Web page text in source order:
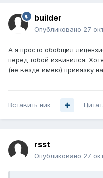
builder
Опубликовано 27
А я просто обобщил
перед тобой извинился.
(не везде имею) привязку
Вставить ник
rsst
Опубликовано 27